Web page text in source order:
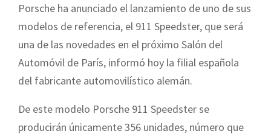
Porsche ha anunciado el lanzamiento de uno de sus
modelos de referencia, el 911 Speedster, que será
una de las novedades en el próximo Salón del
Automóvil de París, informó hoy la filial española
del fabricante automovilístico alemán.
De este modelo Porsche 911 Speedster se
producirán únicamente 356 unidades, número que